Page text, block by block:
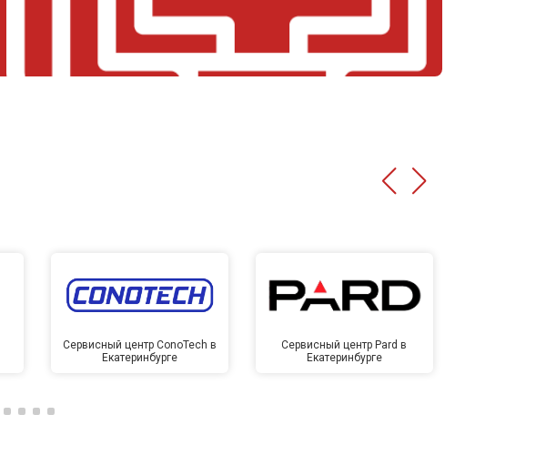
Сервисный центр ConoTech в
Екатеринбурге
Сервисный центр Pard в
Екатеринбурге